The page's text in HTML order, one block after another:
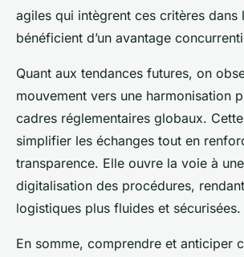
agiles qui intègrent ces critères dans
bénéficient d’un avantage
Quant aux tendances futures, on
mouvement vers une harmonisation
cadres réglementaires globaux.
simplifier les échanges tout en
transparence. Elle ouvre la voie à
digitalisation des procédures,
logistiques plus fluides et sécurisées.
En somme, comprendre et anticiper